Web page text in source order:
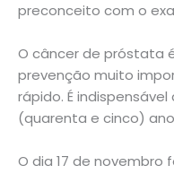
preconceito com o
O câncer de próstata
prevenção muito
rápido. É
(quarenta e cinco)
O dia 17 de